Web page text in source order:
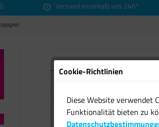
Versand innerhalb von 24h*
Cookie-Richtlinien
Diese Website verwendet
Funktionalität bieten zu